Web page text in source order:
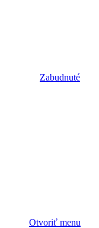
Zabudnuté
Otvoriť menu